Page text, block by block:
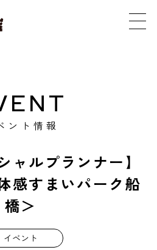
ント情報
ャルプランナー】
感すまいパーク船
橋＞
イベント